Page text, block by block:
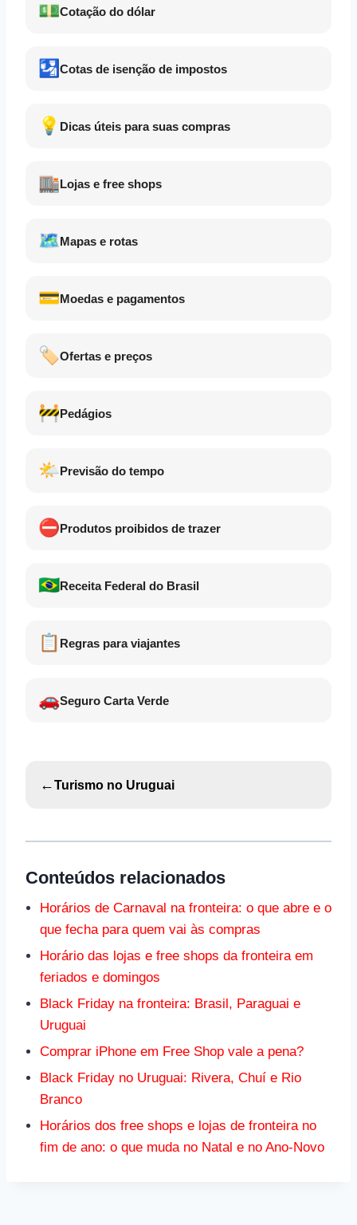
💵Cotação do dólar
🛂 Cotas de isenção de impostos
💡 Dicas úteis para suas compras
🏬Lojas e free shops
🗺️Mapas e rotas
💳Moedas e pagamentos
🏷️Ofertas e preços
🚧Pedágios
🌤️Previsão do tempo
⛔Produtos proibidos de trazer
🇧🇷Receita Federal do Brasil
📋 Regras para viajantes
🚗Seguro Carta Verde
←Turismo no Uruguai
Conteúdos relacionados
Horários de Carnaval na fronteira: o que abre e o
que fecha para quem vai às compras
Horário das lojas e free shops da fronteira em
feriados e domingos
Black Friday na fronteira: Brasil, Paraguai e
Uruguai
Comprar iPhone em Free Shop vale a pena?
Black Friday no Uruguai: Rivera, Chuí e Rio
Branco
Horários dos free shops e lojas de fronteira no
fim de ano: o que muda no Natal e no Ano-Novo